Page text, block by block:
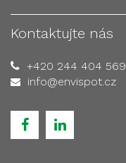
Kontaktujte nás
+420 244 404 569
info@envispot.cz